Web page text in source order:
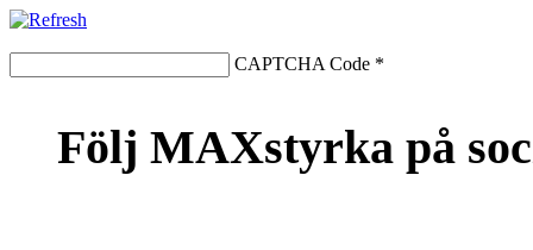
CAPTCHA Code *
Följ MAXstyrka på